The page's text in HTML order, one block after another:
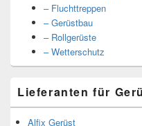
– Fluchttreppen
– Gerüstbau
– Rollgerüste
– Wetterschutz
Lieferanten für
Alfix Gerüst